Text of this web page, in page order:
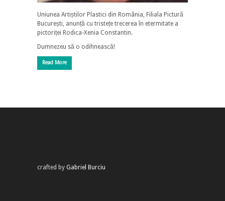
Uniunea Artiștilor Plastici din România, Filiala Pictură
București, anunță cu tristețe trecerea în etermitate a
pictoriței Rodica-Xenia Constantin.
Dumnezeu să o odihnească!
Read More
crafted by Gabriel Burciu